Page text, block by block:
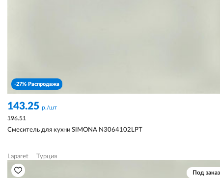
-27% Распродажа
143.25 р./шт
196.51
Смеситель для кухни SIMONA N3064102LPT
Laparet Турция
Под заказ